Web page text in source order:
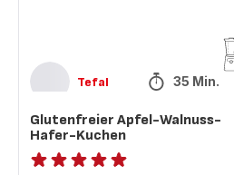
Tefal 35 Min.
Glutenfreier Apfel-Walnuss-
Hafer-Kuchen